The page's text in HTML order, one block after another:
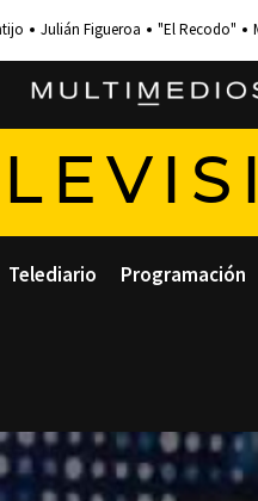
Julián Figueroa "El Recodo"
Telediario Programación